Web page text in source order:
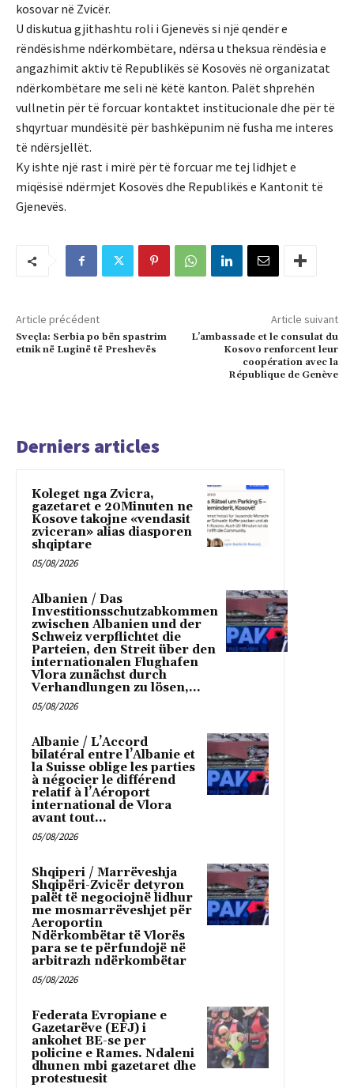
kosovar në Zvicër.
U diskutua gjithashtu roli i Gjenevës si një qendër e
rëndësishme ndërkombëtare, ndërsa u theksua rëndësia e
angazhimit aktiv të Republikës së Kosovës në organizatat
ndërkombëtare me seli në këtë kanton. Palët shprehën
vullnetin për të forcuar kontaktet institucionale dhe për të
shqyrtuar mundësitë për bashkëpunim në fusha me interes
të ndërsjellët.
Ky ishte një rast i mirë për të forcuar me tej lidhjet e
miqësisë ndërmjet Kosovës dhe Republikës e Kantonit të
Gjenevës.
Article précédent
Sveçla: Serbia po bën spastrim
etnik në Luginë të Preshevës
Article suivant
L’ambassade et le consulat du
Kosovo renforcent leur
coopération avec la
République de Genève
Derniers articles
Koleget nga Zvicra,
gazetaret e 20Minuten ne
Kosove takojne «vendasit
zviceran» alias diasporen
shqiptare
05/08/2026
Albanien / Das
Investitionsschutzabkommen
zwischen Albanien und der
Schweiz verpflichtet die
Parteien, den Streit über den
internationalen Flughafen
Vlora zunächst durch
Verhandlungen zu lösen,...
05/08/2026
Albanie / L’Accord
bilatéral entre l’Albanie et
la Suisse oblige les parties
à négocier le différend
relatif à l’Aéroport
international de Vlora
avant tout...
05/08/2026
Shqiperi / Marrëveshja
Shqipëri-Zvicër detyron
palët të negociojnë lidhur
me mosmarrëveshjet për
Aeroportin
Ndërkombëtar të Vlorës
para se te përfundojë në
arbitrazh ndërkombëtar
05/08/2026
Federata Evropiane e
Gazetarëve (EFJ) i
ankohet BE-se per
policine e Rames. Ndaleni
dhunen mbi gazetaret dhe
protestuesit